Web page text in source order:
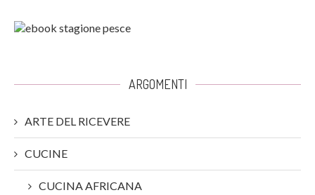
ARGOMENTI
ARTE DEL RICEVERE
CUCINE
CUCINA AFRICANA